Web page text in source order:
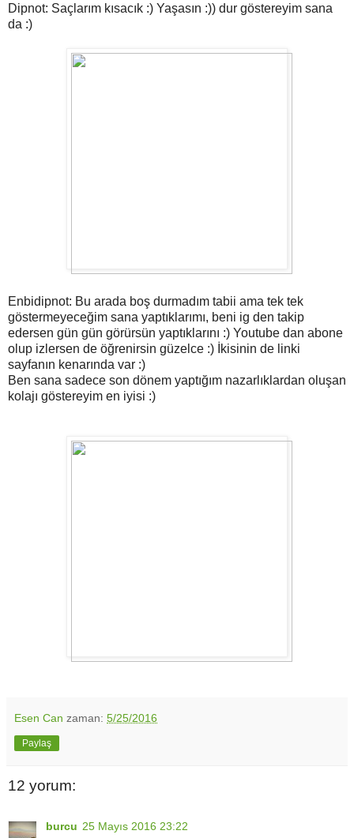
Dipnot: Saçlarım kısacık :) Yaşasın :)) dur göstereyim sana
da :)
Enbidipnot: Bu arada boş durmadım tabii ama tek tek
göstermeyeceğim sana yaptıklarımı, beni ig den takip
edersen gün gün görürsün yaptıklarını :) Youtube dan abone
olup izlersen de öğrenirsin güzelce :) İkisinin de linki
sayfanın kenarında var :)
Ben sana sadece son dönem yaptığım nazarlıklardan oluşan
kolajı göstereyim en iyisi :)
Esen Can zaman: 5/25/2016
Paylaş
12 yorum:
burcu 25 Mayıs 2016 23:22